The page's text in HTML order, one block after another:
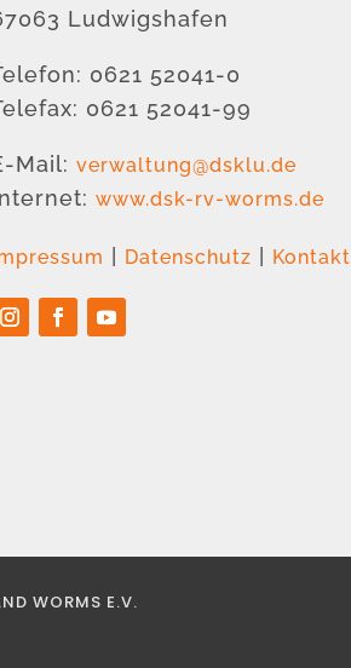
Ludwigshafen
0621 52041-0
0621 52041-99
Mail: verwaltung@dsklu.de
www.dsk-rv-worms.de
Datenschutz Kontakt
WORMS E.V.